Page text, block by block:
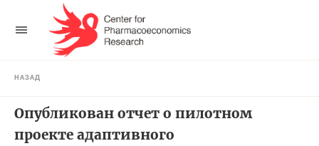
НАЗАД
Опубликован отчет о пилотном
проекте адаптивного